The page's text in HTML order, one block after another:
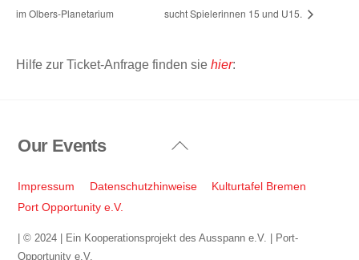
im Olbers-Planetarium
sucht Spielerinnen 15 und U15.
Hilfe zur Ticket-Anfrage finden sie hier:
Back
Top
Our Events
Impressum Datenschutzhinweise
Kulturtafel Bremen
Port Opportunity e.V.
| © 2024 | Ein Kooperationsprojekt des Ausspann e.V. | Port-
Opportunity e.V.